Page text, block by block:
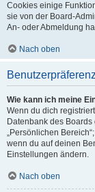
Cookies einige
sie von der Board-
An- oder Abmeldung
Nach oben
Wie kann ich meine
Wenn du dich
Datenbank des
„Persönlichen
wenn du auf deinen
Einstellungen ändern.
Nach oben